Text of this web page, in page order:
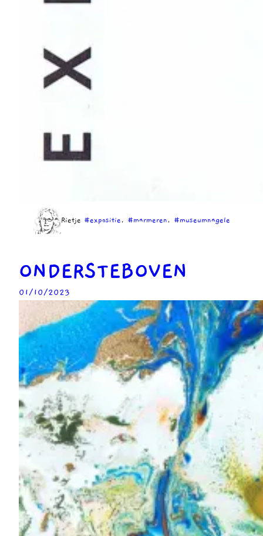
Rietje #expositie, #marmeren, #museumnagele
ONDERSTEBOVEN
01/10/2023